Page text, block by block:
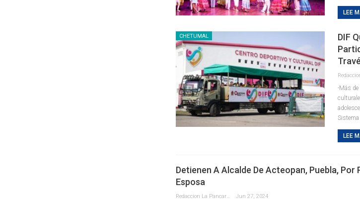
LEE
CHETUMAL
DIF
-Más
LEE
Detienen A Alcalde De Acteopan, Puebla, Por
Esposa
Jun 27, 2024